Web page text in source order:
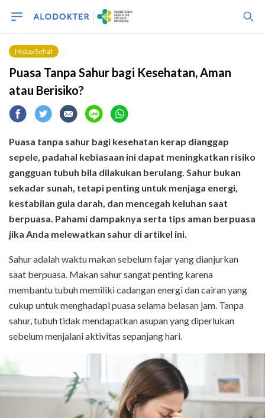
Hidup Sehat
Puasa Tanpa Sahur bagi Kesehatan, Aman
atau Berisiko?
Puasa tanpa sahur bagi kesehatan kerap dianggap
sepele, padahal kebiasaan ini dapat meningkatkan risiko
gangguan tubuh bila dilakukan berulang. Sahur bukan
sekadar sunah, tetapi penting untuk menjaga energi,
kestabilan gula darah, dan mencegah keluhan saat
berpuasa. Pahami dampaknya serta tips aman berpuasa
jika Anda melewatkan sahur di artikel ini.
Sahur adalah waktu makan sebelum fajar yang dianjurkan
saat berpuasa. Makan sahur sangat penting karena
membantu tubuh memiliki cadangan energi dan cairan yang
cukup untuk menghadapi puasa selama belasan jam. Tanpa
sahur, tubuh tidak mendapatkan asupan yang diperlukan
sebelum menjalani aktivitas sepanjang hari.